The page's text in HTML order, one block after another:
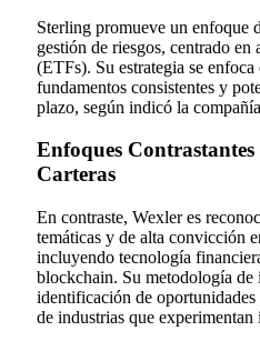
Sterling promueve un enfoque
gestión de riesgos, centrado
(ETFs). Su estrategia se
fundamentos consistentes y
plazo, según indicó la
Enfoques Contrastantes
Carteras
En contraste, Wexler es
temáticas y de alta convicción
incluyendo tecnología
blockchain. Su metodología
identificación de oportunidades
de industrias que experimentan